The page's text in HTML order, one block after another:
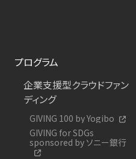
プログラム
企業支援型クラウドファン
ディング
GIVING 100 by Yogibo
GIVING for SDGs
sponsored by ソニー銀行